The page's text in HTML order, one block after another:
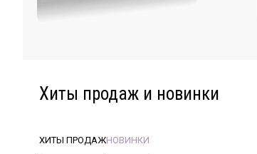
Хиты продаж и новинки
ХИТЫ ПРОДАЖНОВИНКИ